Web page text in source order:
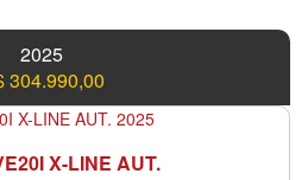
2025
304.990,00
X-LINE AUT.